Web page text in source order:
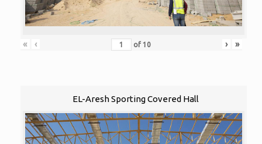
« ‹ of 10 › »
EL-Aresh Sporting Covered Hall